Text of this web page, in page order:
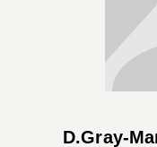
D.Gray-